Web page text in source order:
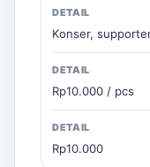
Konser,
Rp10.000 / pcs
Rp10.000